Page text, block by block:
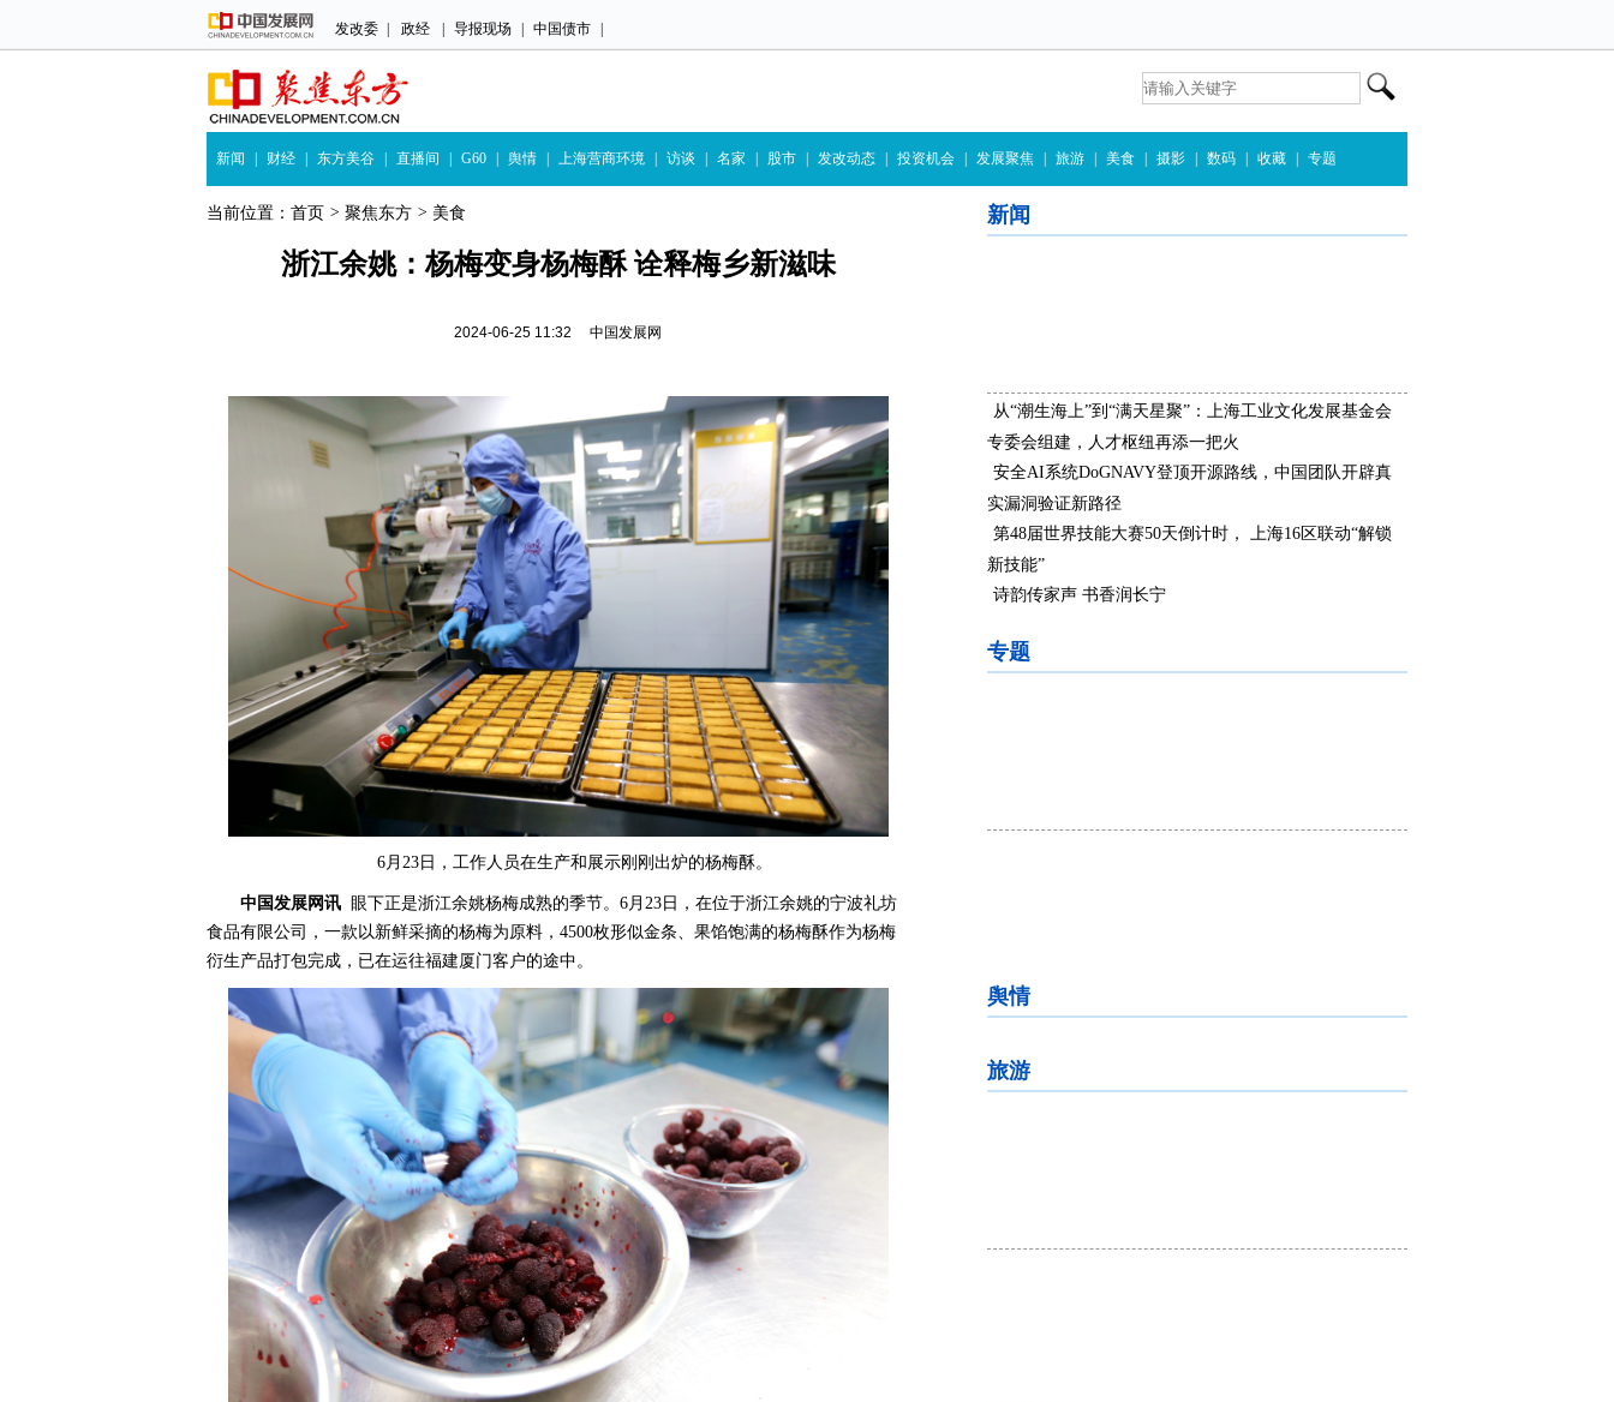
发改委 政经 导报现场 中国债市
新闻 财经 东方美谷 直播间 G60 舆情 上海营商环境 访谈 名家 股市 发改动态 投资机会 发展聚焦 旅游 美食 摄影 数码 收藏 专题
当前位置： 首页 > 聚焦东方 > 美食
浙江余姚：杨梅变身杨梅酥 诠释梅乡新滋味
2024-06-25 11:32 中国发展网
6月23日，工作人员在生产和展示刚刚出炉的杨梅酥。
中国发展网讯 眼下正是浙江余姚杨梅成熟的季节。6月23日，在位于浙江余姚的宁波礼坊
食品有限公司，一款以新鲜采摘的杨梅为原料，4500枚形似金条、果馅饱满的杨梅酥作为杨梅
衍生产品打包完成，已在运往福建厦门客户的途中。
新闻
从“潮生海上”到“满天星聚”：上海工业文化发展基金会
专委会组建，人才枢纽再添一把火
安全AI系统DoGNAVY登顶开源路线，中国团队开辟真
实漏洞验证新路径
第48届世界技能大赛50天倒计时， 上海16区联动“解锁
新技能”
诗韵传家声 书香润长宁
专题
舆情
旅游